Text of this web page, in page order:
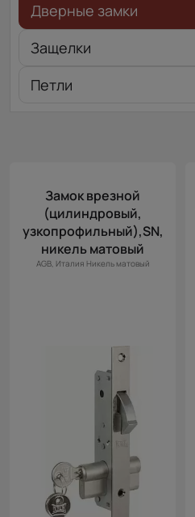
Дверные замки
Защелки
Петли
Замок врезной
(цилиндровый,
узкопрофильный),SN,
никель матовый
AGB, Италия Никель матовый